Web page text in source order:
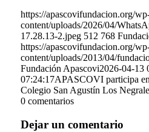
https://apascovifundacion.org/
content/uploads/2026/04/
17.28.13-2.jpeg 512 768
https://apascovifundacion.org/
content/uploads/2013/04/
Fundación Apascovi2026-04-13
07:24:17APASCOVI participa
Colegio San Agustín Los
0 comentarios
Dejar un comentario